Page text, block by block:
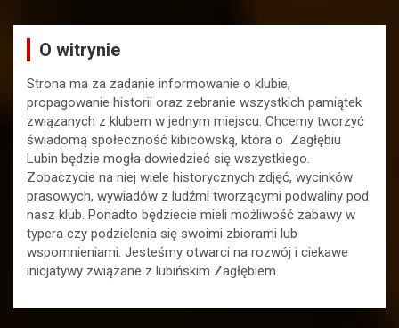
O witrynie
Strona ma za zadanie informowanie o klubie,
propagowanie historii oraz zebranie wszystkich pamiątek
związanych z klubem w jednym miejscu. Chcemy tworzyć
świadomą społeczność kibicowską, która o Zagłębiu
Lubin będzie mogła dowiedzieć się wszystkiego.
Zobaczycie na niej wiele historycznych zdjęć, wycinków
prasowych, wywiadów z ludźmi tworzącymi podwaliny pod
nasz klub. Ponadto będziecie mieli możliwość zabawy w
typera czy podzielenia się swoimi zbiorami lub
wspomnieniami. Jesteśmy otwarci na rozwój i ciekawe
inicjatywy związane z lubińskim Zagłębiem.